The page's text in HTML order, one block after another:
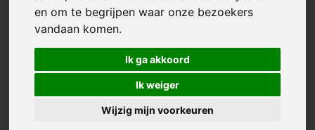
en om te begrijpen waar onze bezoekers
vandaan komen.
Ik ga akkoord
Ik weiger
Wijzig mijn voorkeuren